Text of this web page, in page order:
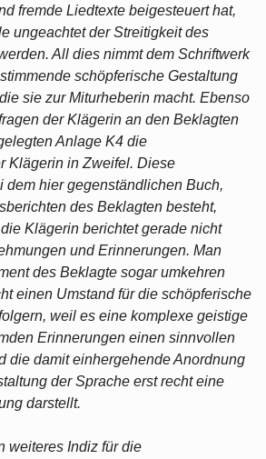
fremde Liedtexte beigesteuert hat,
ungeachtet der Streitigkeit des
All dies nimmt dem Schriftwerk
schöpferische Gestaltung
sie zur Miturheberin macht. Ebenso
der Klägerin an den Beklagten
Anlage K4 die
Klägerin in Zweifel. Diese
dem hier gegenständlichen Buch,
des Beklagten besteht,
Klägerin berichtet gerade nicht
und Erinnerungen. Man
des Beklagte sogar umkehren
einen Umstand für die schöpferische
weil es eine komplexe geistige
Erinnerungen einen sinnvollen
die damit einhergehende Anordnung
der Sprache erst recht eine
darstellt.
weiteres Indiz für die